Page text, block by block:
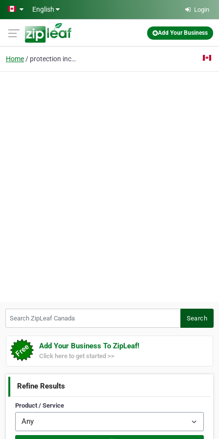
Skip to main content
English Login
Add Your Business
Home protection incendie
Search
Add Your Business To ZipLeaf!
Click here to get started >>
Refine Results
Product / Service